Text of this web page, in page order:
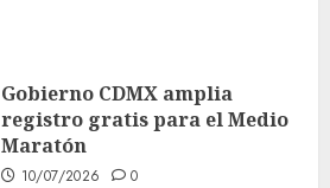
Gobierno CDMX amplia
registro gratis para el Medio
Maratón
10/07/2026 0